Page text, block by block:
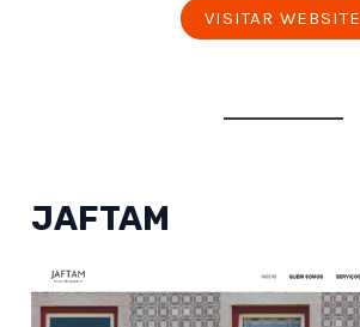
VISITAR WEBSITE
JAFTAM